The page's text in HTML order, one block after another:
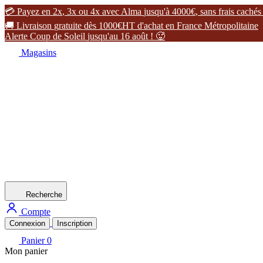
 Payez en 2x, 3x ou 4x avec Alma jusqu'à 4000€, sans frais cachés
 Livraison gratuite dès 1000€HT d'achat en France Métropolitaine
Alerte Coup de Soleil jusqu'au 16 août ! 
Magasins
Recherche
Compte
Connexion Inscription
Panier 0
Mon panier